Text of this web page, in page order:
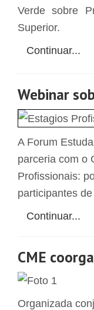
Verde sobre
Superior.
Continuar...
Webinar
A Forum
parceria com o
Profissionais:
participantes
Continuar...
CME
Organizada